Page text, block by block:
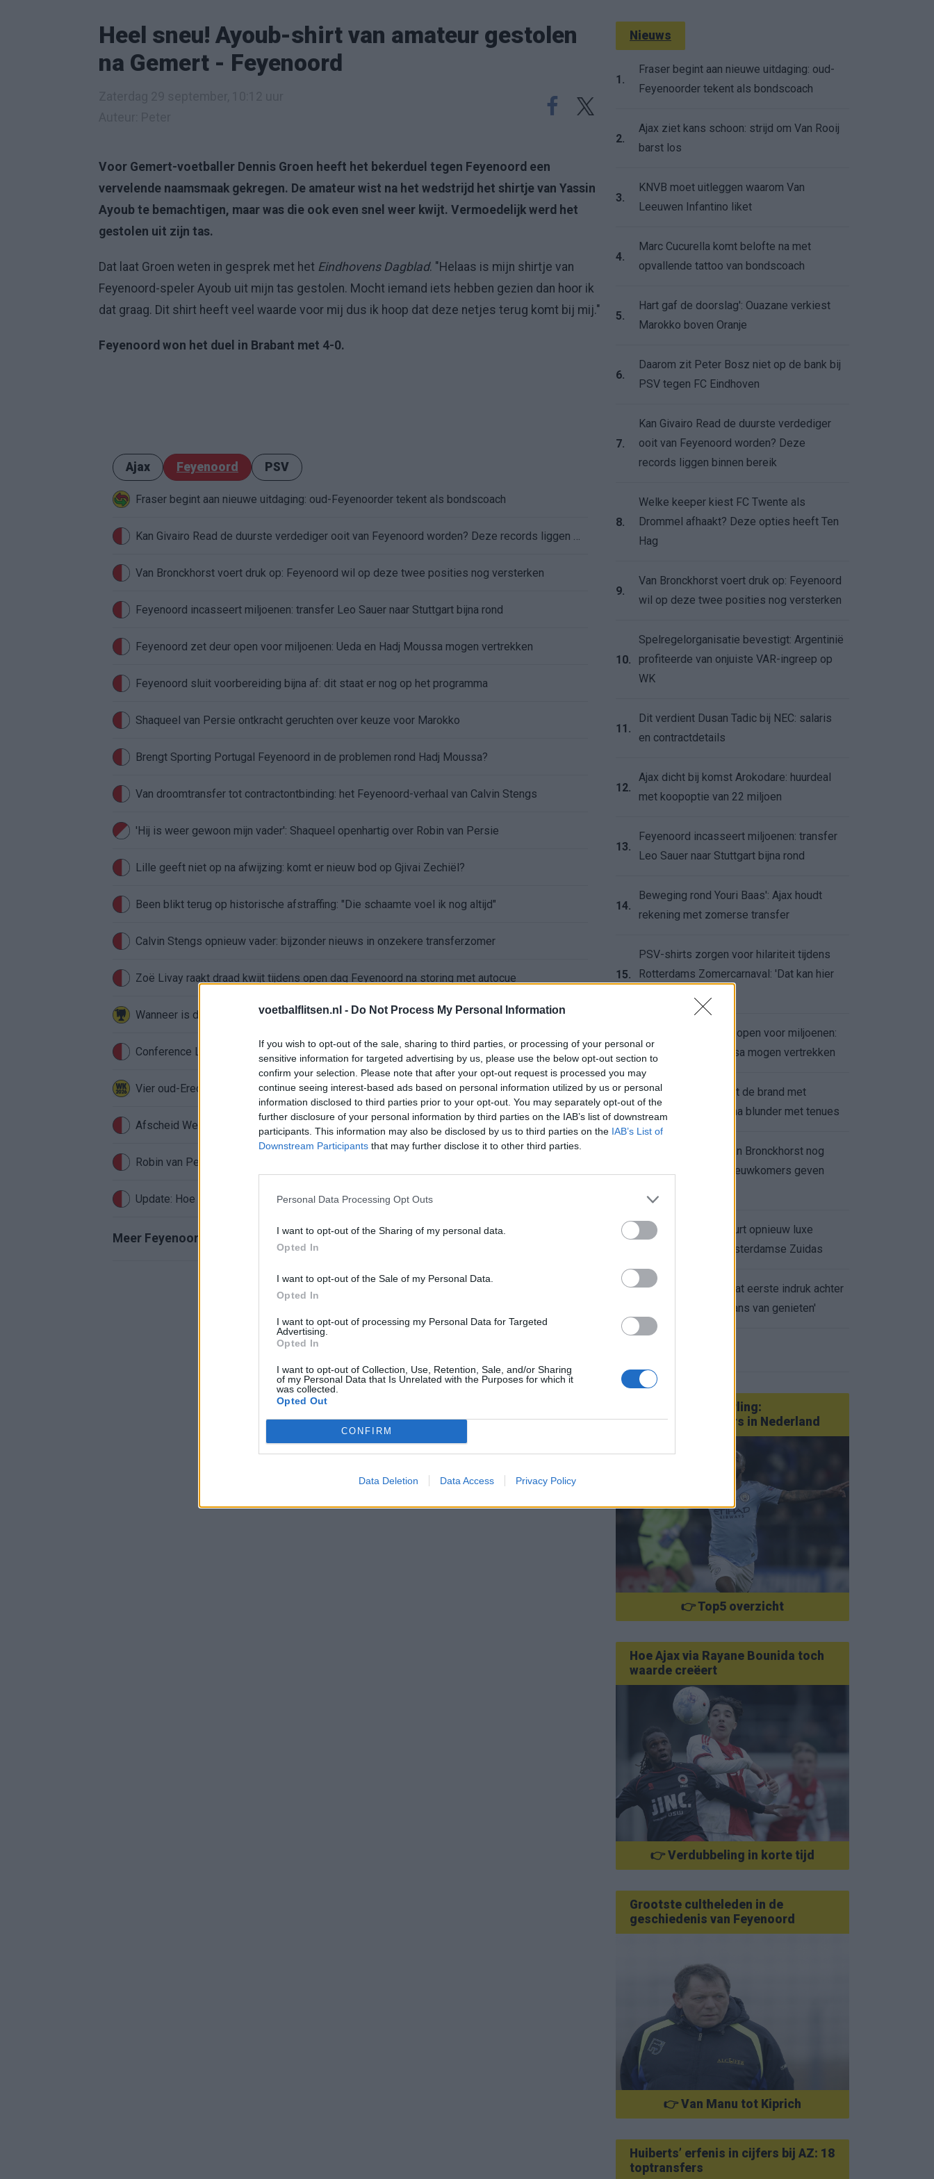
voetbalflitsen.nl - Do Not Process My Personal Information
If you wish to opt-out of the sale, sharing to third parties, or processing of your personal or
sensitive information for targeted advertising by us, please use the below opt-out section to
confirm your selection. Please note that after your opt-out request is processed you may
continue seeing interest-based ads based on personal information utilized by us or personal
information disclosed to third parties prior to your opt-out. You may separately opt-out of the
further disclosure of your personal information by third parties on the IAB’s list of downstream
participants. This information may also be disclosed by us to third parties on the IAB’s List of
Downstream Participants that may further disclose it to other third parties.
Personal Data Processing Opt Outs
I want to opt-out of the Sharing of my personal data.
Opted In
I want to opt-out of the Sale of my Personal Data.
Opted In
I want to opt-out of processing my Personal Data for Targeted
Advertising.
Opted In
I want to opt-out of Collection, Use, Retention, Sale, and/or Sharing
of my Personal Data that Is Unrelated with the Purposes for which it
was collected.
Opted Out
CONFIRM
Data Deletion Data Access Privacy Policy
Heel sneu! Ayoub-shirt van amateur gestolen
na Gemert - Feyenoord
Voor Gemert-voetballer Dennis Groen heeft het bekerduel tegen Feyenoord een
vervelende naamsmaak gekregen. De amateur wist na het wedstrijd het shirtje van Yassin
Ayoub te bemachtigen, maar was die ook even snel weer kwijt. Vermoedelijk werd het
gestolen uit zijn tas.
Dat laat Groen weten in gesprek met het Eindhovens Dagblad. "Helaas is mijn shirtje van
Feyenoord-speler Ayoub uit mijn tas gestolen. Mocht iemand iets hebben gezien dan hoor ik
dat graag. Dit shirt heeft veel waarde voor mij dus ik hoop dat deze netjes terug komt bij mij."
Feyenoord won het duel in Brabant met 4-0.
Ajax Feyenoord PSV
Fraser begint aan nieuwe uitdaging: oud-Feyenoorder tekent als bondscoach
Van Bronckhorst voert druk op: Feyenoord wil op deze twee posities nog versterken
Feyenoord incasseert miljoenen: transfer Leo Sauer naar Stuttgart bijna rond
Feyenoord zet deur open voor miljoenen: Ueda en Hadj Moussa mogen vertrekken
Feyenoord sluit voorbereiding bijna af: dit staat er nog op het programma
Shaqueel van Persie ontkracht geruchten over keuze voor Marokko
Brengt Sporting Portugal Feyenoord in de problemen rond Hadj Moussa?
Van droomtransfer tot contractontbinding: het Feyenoord-verhaal van Calvin Stengs
'Hij is weer gewoon mijn vader': Shaqueel openhartig over Robin van Persie
Lille geeft niet op na afwijzing: komt er nieuw bod op Gjivai Zechiël?
Been blikt terug op historische afstraffing: "Die schaamte voel ik nog altijd"
Calvin Stengs opnieuw vader: bijzonder nieuws in onzekere transferzomer
Zoë Livay raakt draad kwijt tijdens open dag Feyenoord na storing met autocue
Conference League-ophef: Hamrun uitgeschakeld na omstreden strafschop zonder VAR
Vier oud-Eredivisionisten kunnen wereldkampioen worden
Afscheid Wellenreuther roept iconisch Ajax-moment weer in herinnering
Robin van Persie zwijgt al veertig dagen: waarom blijft het zo stil?
Update: Hoe gaat het nu met Royston Drenthe
Meer Feyenoord-nieuws
Nieuws
1.
Fraser begint aan nieuwe uitdaging: oud-
Feyenoorder tekent als bondscoach
2.
Ajax ziet kans schoon: strijd om Van Rooij
barst los
3.
KNVB moet uitleggen waarom Van
Leeuwen Infantino liket
4.
Marc Cucurella komt belofte na met
opvallende tattoo van bondscoach
5.
Hart gaf de doorslag': Ouazane verkiest
Marokko boven Oranje
6.
Daarom zit Peter Bosz niet op de bank bij
PSV tegen FC Eindhoven
7.
Kan Givairo Read de duurste verdediger
ooit van Feyenoord worden? Deze
records liggen binnen bereik
8.
Welke keeper kiest FC Twente als
Drommel afhaakt? Deze opties heeft Ten
Hag
9.
Van Bronckhorst voert druk op: Feyenoord
wil op deze twee posities nog versterken
10.
Spelregelorganisatie bevestigt: Argentinië
profiteerde van onjuiste VAR-ingreep op
WK
11.
Dit verdient Dusan Tadic bij NEC: salaris
en contractdetails
12.
Ajax dicht bij komst Arokodare: huurdeal
met koopoptie van 22 miljoen
13.
Feyenoord incasseert miljoenen: transfer
Leo Sauer naar Stuttgart bijna rond
14.
Beweging rond Youri Baas': Ajax houdt
rekening met zomerse transfer
15.
PSV-shirts zorgen voor hilariteit tijdens
Rotterdams Zomercarnaval: 'Dat kan hier
16.
Feyenoord zet deur open voor miljoenen:
Ueda en Hadj Moussa mogen vertrekken
17.
Ajax helpt Burnley uit de brand met
afgeknipte sokken na blunder met tenues
Feyenoord onder Van Bronckhorst nog
altijd ongeslagen: nieuwkomers geven
19.
Hakim Ziyech verhuurt opnieuw luxe
appartement op Amsterdamse Zuidas
Marcos Leonardo laat eerste indruk achter
bij Ajax: 'Hier gaan fans van genieten'
Van Götze tot Sterling:
statementtransfers in Nederland
👉 Top5 overzicht
Hoe Ajax via Rayane Bounida toch
waarde creëert
👉 Verdubbeling in korte tijd
Grootste cultheleden in de
geschiedenis van Feyenoord
👉 Van Manu tot Kiprich
Huiberts’ erfenis in cijfers bij AZ: 18
toptransfers